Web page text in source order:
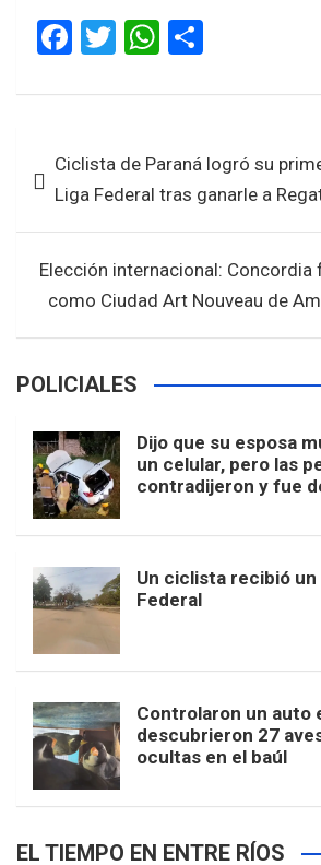
F
ce
o
o
k
T
tt
W
at
A
p
p
ar
de
entradas
Ciclista de Paraná logró su
Liga Federal tras ganarle a
Elección internacional: Concordia
como Ciudad Art Nouveau de
POLICIALES
Dijo que su esposa
un celular, pero las
contradijeron y fue
Un ciclista recibió un
Federal
Controlaron un auto
descubrieron 27
ocultas en el baúl
EL TIEMPO EN ENTRE RÍOS